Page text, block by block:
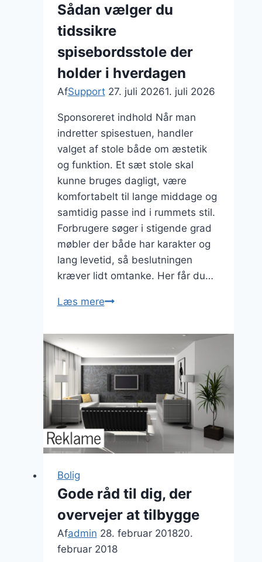
Sådan vælger du
tidssikre
spisebordsstole der
holder i hverdagen
AfSupport 27. juli 20261. juli 2026
Sponsoreret indhold Når man
indretter spisestuen, handler
valget af stole både om æstetik
og funktion. Et sæt stole skal
kunne bruges dagligt, være
komfortabelt til lange middage og
samtidig passe ind i rummets stil.
Forbrugere søger i stigende grad
møbler der både har karakter og
lang levetid, så beslutningen
kræver lidt omtanke. Her får du…
Læs mereSådan
du
tidssikre
spisebordsstole
der
holder
i
hverdagen
Bolig
Gode råd til dig, der
overvejer at tilbygge
Afadmin 28. februar 201820.
februar 2018